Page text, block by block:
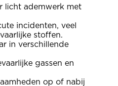
licht ademwerk met
incidenten, veel
stoffen.
in verschillende
gassen en
op of nabij